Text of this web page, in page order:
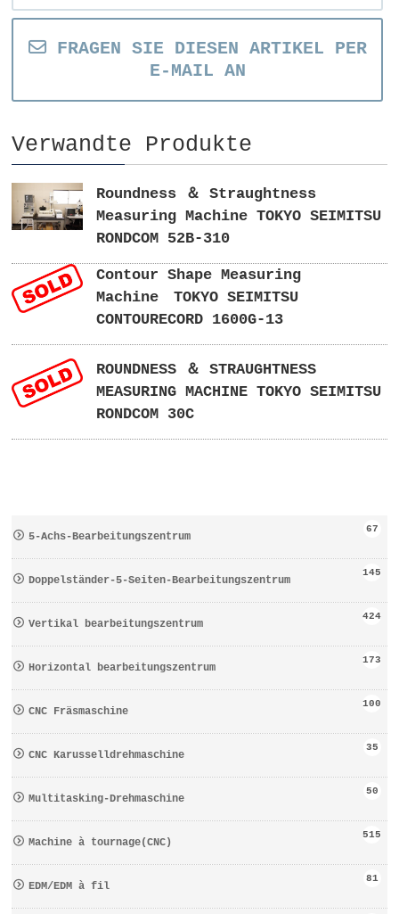
FRAGEN SIE DIESEN ARTIKEL PER
E-MAIL AN
Verwandte Produkte
Roundness ＆ Straughtness
Measuring Machine TOKYO SEIMITSU
RONDCOM 52B-310
Contour Shape Measuring
Machine TOKYO SEIMITSU
CONTOURECORD 1600G-13
ROUNDNESS ＆ STRAUGHTNESS
MEASURING MACHINE TOKYO SEIMITSU
RONDCOM 30C
5-Achs-Bearbeitungszentrum
67
Doppelständer-5-Seiten-Bearbeitungszentrum
145
Vertikal bearbeitungszentrum
424
Horizontal bearbeitungszentrum
173
CNC Fräsmaschine
100
CNC Karusselldrehmaschine
35
Multitasking-Drehmaschine
50
Machine à tournage(CNC)
515
EDM/EDM à fil
81